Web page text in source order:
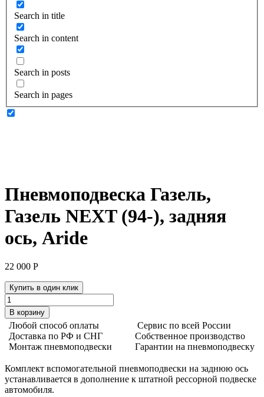
Search in title
Search in content
Search in posts
Search in pages
Пневмоподвеска Газель,
Газель NEXT (94-), задняя
ось, Aride
22 000 Р
Купить в один клик
Количество
товара
Пневмоподвеска
Газель,
Газель
NEXT
задняя
ось,
Aride
В корзину
Любой способ оплаты
Доставка по РФ и СНГ
Монтаж пневмоподвески
Сервис по всей России
Собственное производство
Гарантии на пневмоподвеску
Комплект вспомогательной пневмоподвески на заднюю ось
устанавливается в дополнение к штатной рессорной подвеске
автомобиля.